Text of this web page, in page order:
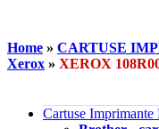
Home » CARTUSE
Xerox » XEROX
Cartuse Imprimante